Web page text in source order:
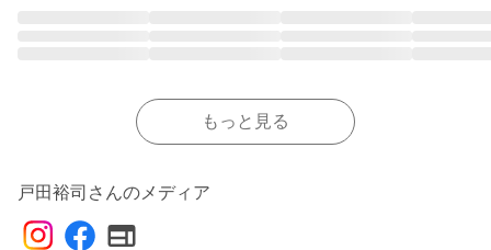
もっと見る
戸田裕司さんのメディア